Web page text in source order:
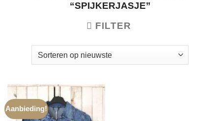
“SPIJKERJASJE”
FILTER
Aanbieding!